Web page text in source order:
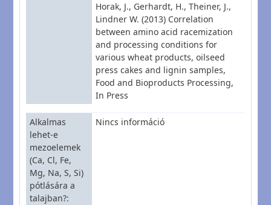
Horak, J., Gerhardt, H., Theiner, J.,
Lindner W. (2013) Correlation
between amino acid racemization
and processing conditions for
various wheat products, oilseed
press cakes and lignin samples,
Food and Bioproducts Processing,
In Press
Alkalmas
lehet-e
mezoelemek
(Ca, Cl, Fe,
Mg, Na, S, Si)
pótlására a
talajban?
Nincs információ